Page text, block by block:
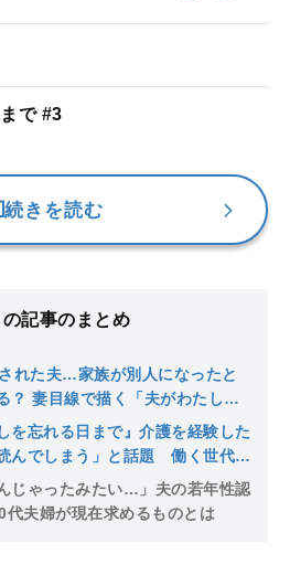
で #3
続きを読む
の記事のまとめ
れた夫…家族が別人になったと
？ 妻目線で描く「夫がわたしを
を忘れる日まで』介護を経験した
んでしまう」と話題 働く世代の
に描いたコミックエッセイ
じゃったみたい…」夫の若年性認
代夫婦が現在求めるものとは